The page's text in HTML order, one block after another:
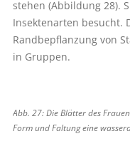
stehen (Abbildung 28).
Insektenarten besucht.
Randbepflanzung von
in Gruppen.
Abb. 27: Die Blätter des
Form und ­Faltung eine